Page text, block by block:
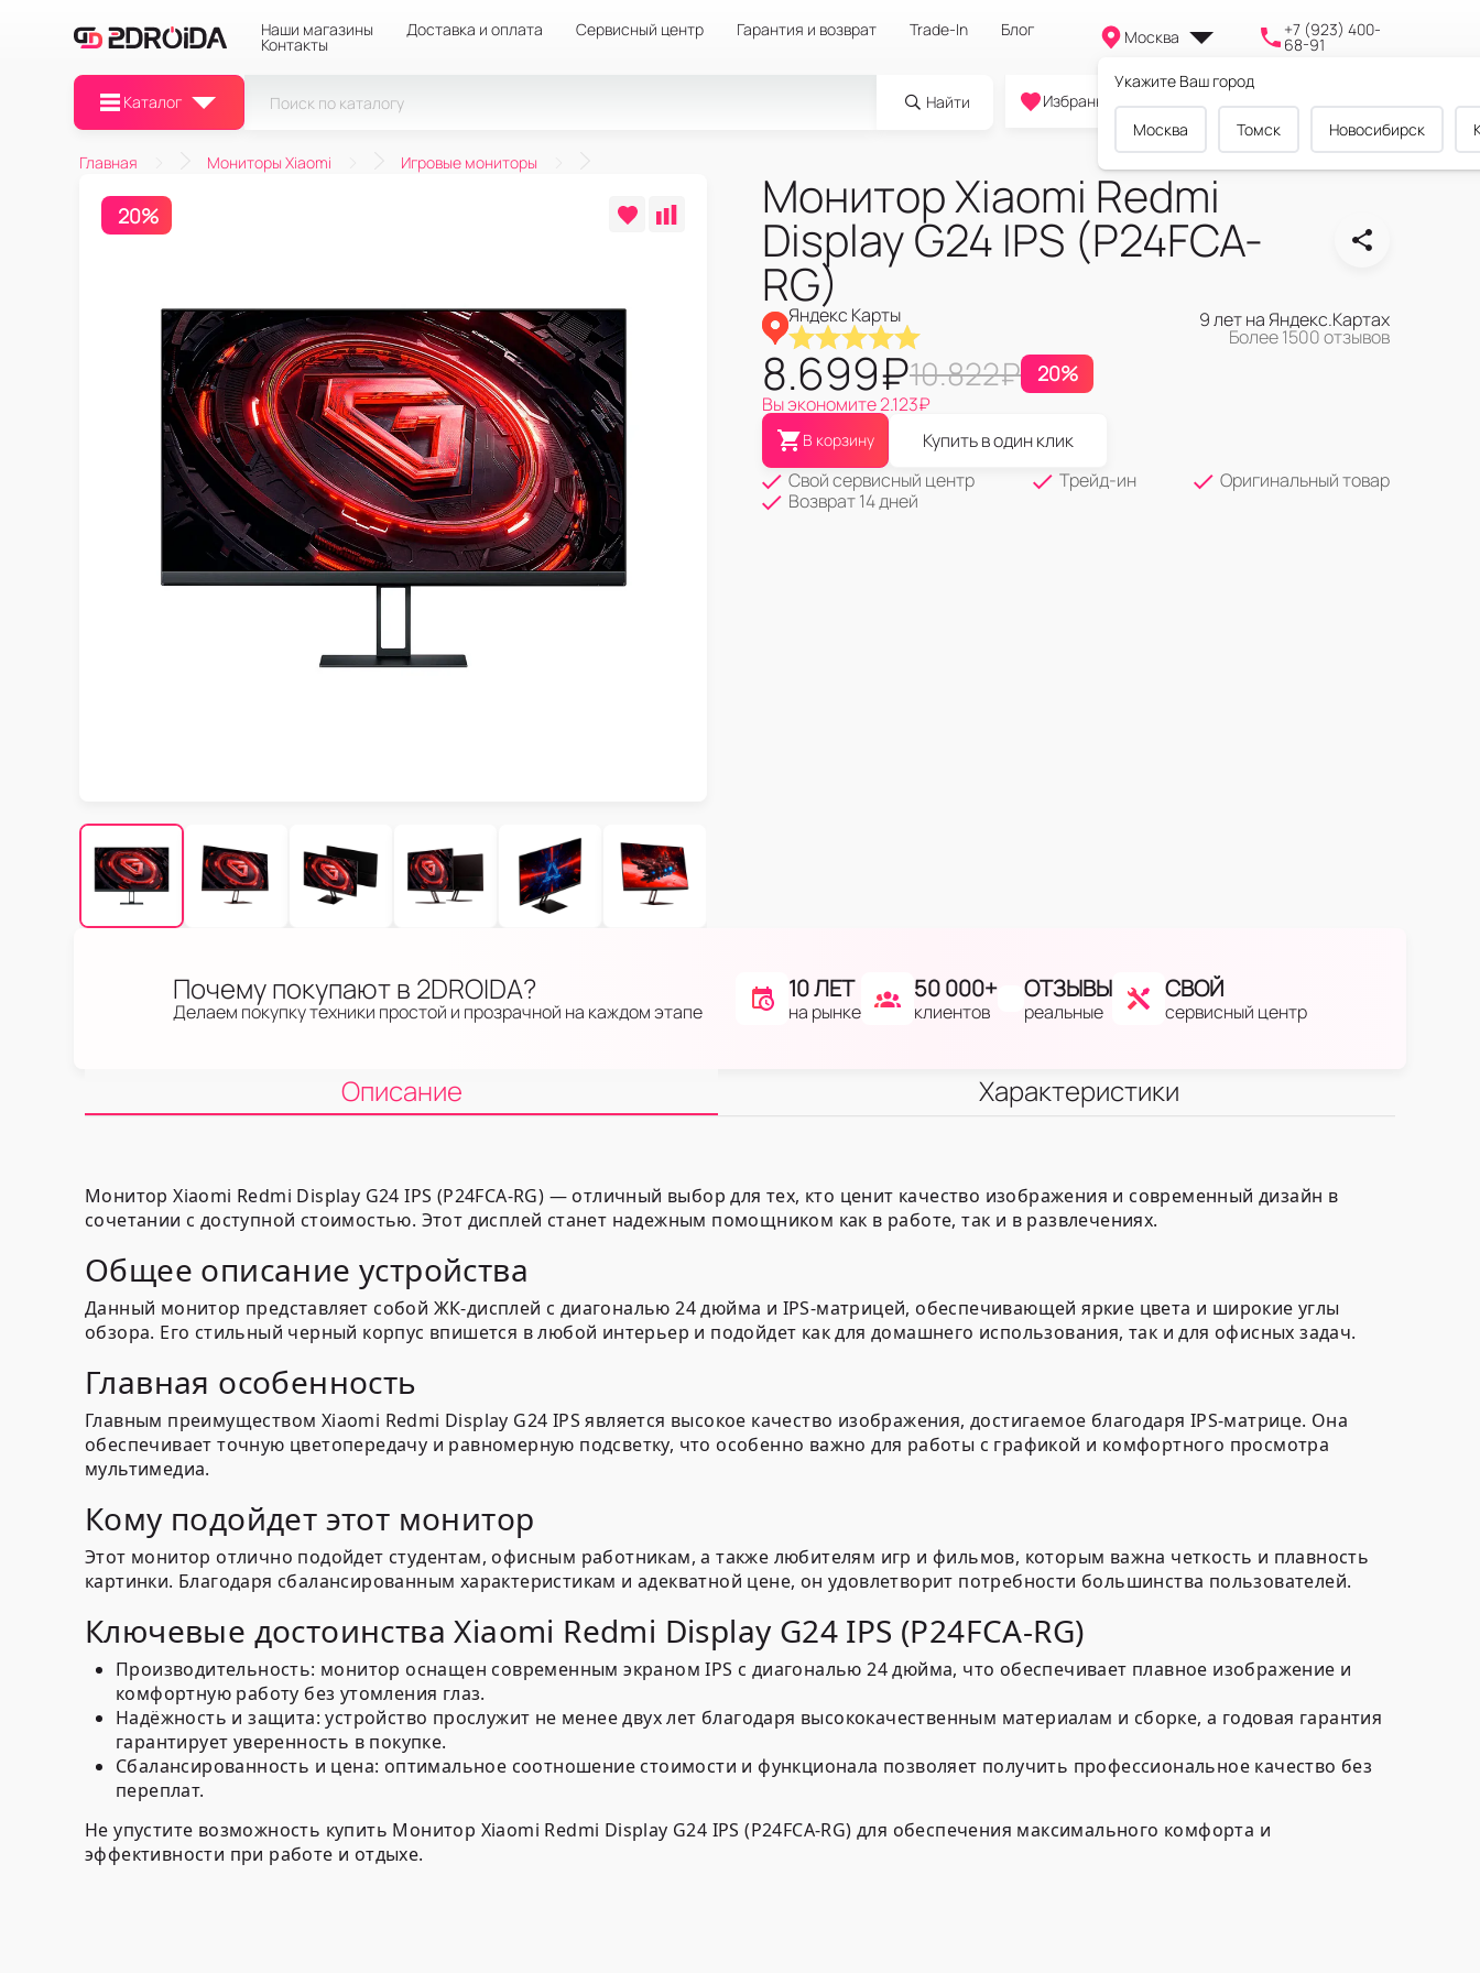
Наши магазины Доставка и оплата Сервисный центр Гарантия и возврат Trade-In Блог
Контакты Москва
Укажите Ваш город
Москва Томск Новосибирск
+7 (923) 400-
68-91
Каталог Найти
0
Избранное Cравнение Корзина
Главная Мониторы Xiaomi Игровые мониторы
20% Монитор Xiaomi Redmi
Display G24 IPS (P24FCA-
RG)
Яндекс Карты 9 лет на Яндекс.Картах
Более 1500 отзывов
10.822₽
8.699₽ 20%
Вы экономите2.123₽
В корзину
Купить в один клик
Свой сервисный центр
Трейд-ин
Оригинальный товар
Возврат 14 дней
Почему покупают в 2DROIDA?
Делаем покупку техники простой и прозрачной на каждом этапе
10 ЛЕТ
на рынке
50 000+
клиентов
ОТЗЫВЫ
реальные
СВОЙ
сервисный центр
Описание Характеристики
Монитор Xiaomi Redmi Display G24 IPS (P24FCA-RG) — отличный выбор для тех, кто ценит качество изображения и современный дизайн в
сочетании с доступной стоимостью. Этот дисплей станет надежным помощником как в работе, так и в развлечениях.
Общее описание устройства
Данный монитор представляет собой ЖК-дисплей с диагональю 24 дюйма и IPS-матрицей, обеспечивающей яркие цвета и широкие углы
обзора. Его стильный черный корпус впишется в любой интерьер и подойдет как для домашнего использования, так и для офисных задач.
Главная особенность
Главным преимуществом Xiaomi Redmi Display G24 IPS является высокое качество изображения, достигаемое благодаря IPS-матрице. Она
обеспечивает точную цветопередачу и равномерную подсветку, что особенно важно для работы с графикой и комфортного просмотра
мультимедиа.
Кому подойдет этот монитор
Этот монитор отлично подойдет студентам, офисным работникам, а также любителям игр и фильмов, которым важна четкость и плавность
картинки. Благодаря сбалансированным характеристикам и адекватной цене, он удовлетворит потребности большинства пользователей.
Ключевые достоинства Xiaomi Redmi Display G24 IPS (P24FCA-RG)
Производительность: монитор оснащен современным экраном IPS с диагональю 24 дюйма, что обеспечивает плавное изображение и
комфортную работу без утомления глаз.
Надёжность и защита: устройство прослужит не менее двух лет благодаря высококачественным материалам и сборке, а годовая гарантия
гарантирует уверенность в покупке.
Сбалансированность и цена: оптимальное соотношение стоимости и функционала позволяет получить професcиональное качество без
переплат.
Не упустите возможность купить Монитор Xiaomi Redmi Display G24 IPS (P24FCA-RG) для обеспечения максимального комфорта и
эффективности при работе и отдыхе.